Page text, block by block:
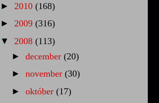
► 2010 (168)
► 2009 (316)
▼ 2008 (113)
► december (20)
► november (30)
► október (17)